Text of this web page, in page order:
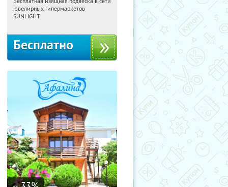
06:27:56 Получили:7877
Москва, Россия
ювелирных гипермаркетов
SUNLIGHT
Бесплатно